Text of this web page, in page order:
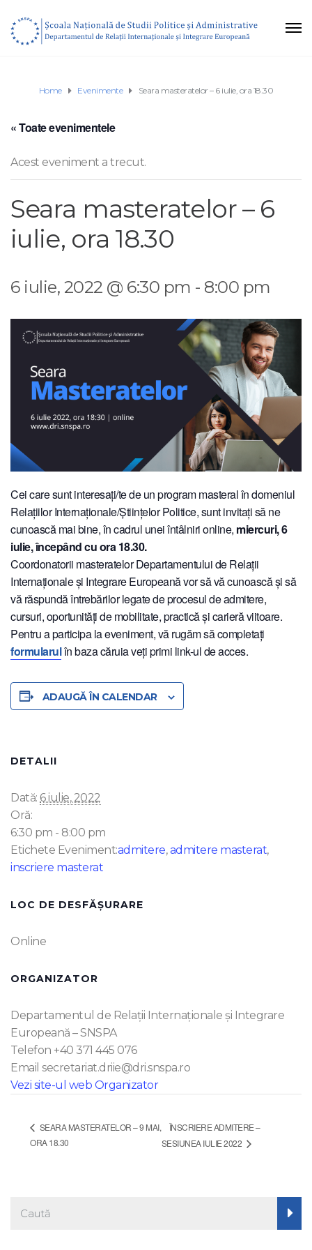
Home Evenimente Seara masteratelor – 6 iulie, ora 18.30
« Toate evenimentele
Acest eveniment a trecut.
Seara masteratelor – 6
iulie, ora 18.30
6 iulie, 2022 @ 6:30 pm - 8:00 pm
Cei care sunt interesați/te de un program masteral în domeniul
Relațiilor Internaționale/Științelor Politice, sunt invitați să ne
cunoască mai bine, în cadrul unei întâlniri online, miercuri, 6
iulie, începând cu ora 18.30.
Coordonatorii masteratelor Departamentului de Relații
Internaționale și Integrare Europeană vor să vă cunoască și să
vă răspundă întrebărilor legate de procesul de admitere,
cursuri, oportunități de mobilitate, practică și carieră viitoare.
Pentru a participa la eveniment, vă rugăm să completați
formularulîn baza căruia veți primi link-ul de acces.
ADAUGĂ ÎN CALENDAR
DETALII
Dată: 6 iulie, 2022
Oră:
6:30 pm - 8:00 pm
Etichete Eveniment:admitere,admitere masterat,
inscriere masterat
LOC DE DESFĂȘURARE
Online
ORGANIZATOR
Departamentul de Relații Internaționale și Integrare
Europeană – SNSPA
Telefon +40 371 445 076
Email secretariat.driie@dri.snspa.ro
Vezi site-ul web Organizator
SEARA MASTERATELOR – 9 MAI,
ORA 18.30
ÎNSCRIERE ADMITERE –
SESIUNEA IULIE 2022